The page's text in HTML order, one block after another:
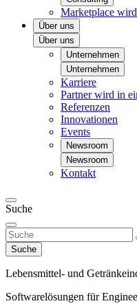
Marketplace
Über uns
Über uns
Unternehmen
Unternehmen
Karriere
Partnerwird in
Referenzen
Innovationen
Events
Newsroom
Newsroom
Kontakt
Suche
Suche
Lebensmittel- und
Softwarelösungen für